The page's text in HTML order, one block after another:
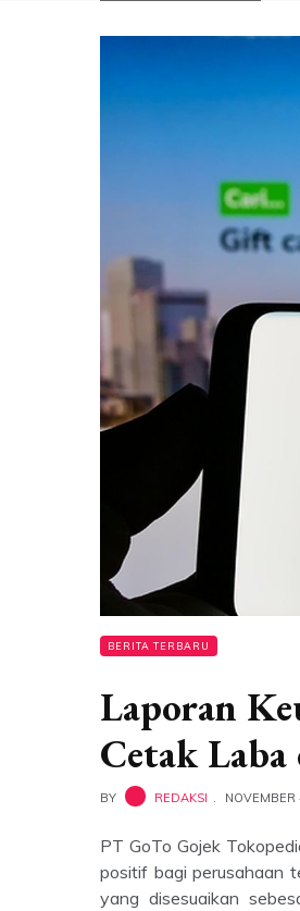
BERITA TERBARU
Laporan
Cetak
BY REDAKSI
PT GoTo Gojek
positif bagi perusahaan
yang disesuaikan